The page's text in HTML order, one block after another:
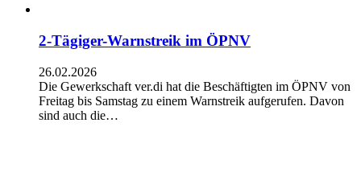
2-Tägiger-Warnstreik im ÖPNV
26.02.2026
Die Gewerkschaft ver.di hat die Beschäftigten im ÖPNV von
Freitag bis Samstag zu einem Warnstreik aufgerufen. Davon
sind auch die…